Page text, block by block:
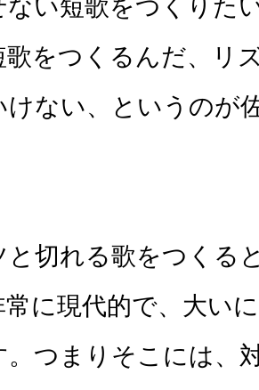
ない短歌をつくりた
歌をつくるんだ、リ
けない、というのが
と切れる歌をつくる
常に現代的で、大い
。つまりそこには、